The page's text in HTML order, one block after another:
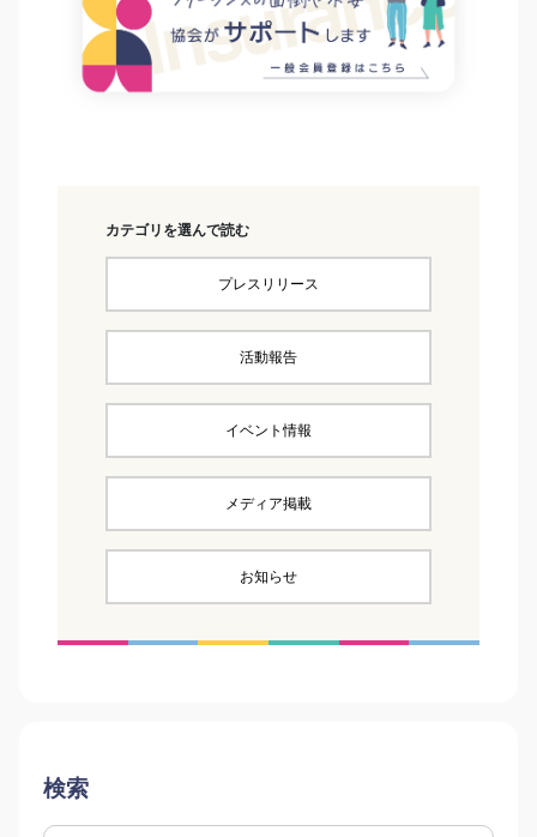
カテゴリを選んで読む
プレスリリース
活動報告
イベント情報
メディア掲載
お知らせ
検索